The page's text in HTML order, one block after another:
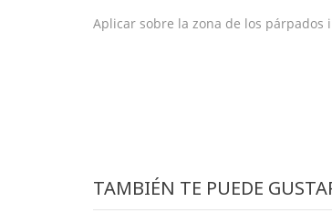
Aplicar sobre la zona de los
TAMBIÉN TE PUEDE